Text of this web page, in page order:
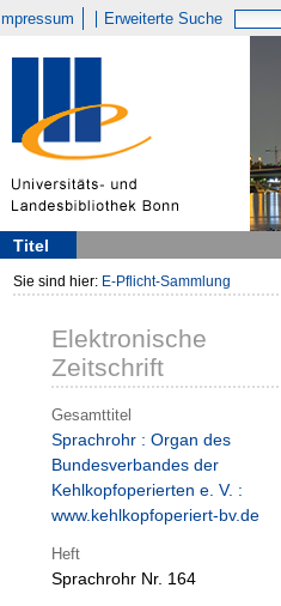
Impressum Erweiterte Suche
Titel
Sie sind hier: E-Pflicht-Sammlung
Elektronische
Zeitschrift
Gesamttitel
Sprachrohr : Organ des
Bundesverbandes der
Kehlkopfoperierten e. V. :
www.kehlkopfoperiert-bv.de
Heft
Sprachrohr Nr. 164